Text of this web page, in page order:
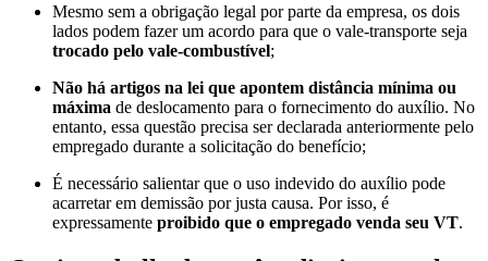
Mesmo sem a obrigação legal por parte da empresa, os dois
lados podem fazer um acordo para que o vale-transporte seja
trocado pelo vale-combustível;
Não há artigos na lei que apontem distância mínima ou
máxima de deslocamento para o fornecimento do auxílio. No
entanto, essa questão precisa ser declarada anteriormente pelo
empregado durante a solicitação do benefício;
É necessário salientar que o uso indevido do auxílio pode
acarretar em demissão por justa causa. Por isso, é
expressamente proibido que o empregado venda seu VT.